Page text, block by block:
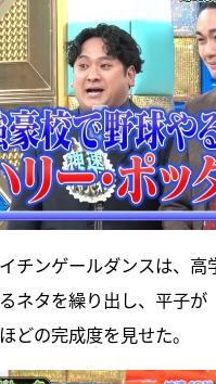
チンゲールダンスは、高
ネタを繰り出し、平子が
どの完成度を見せた。